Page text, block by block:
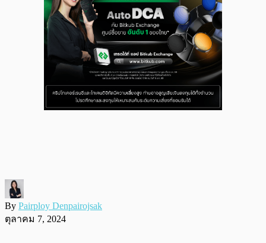
By Pairploy Denpairojsak
ตุลาคม 7, 2024